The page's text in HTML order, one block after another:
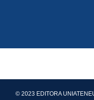
© 2023 EDITORA